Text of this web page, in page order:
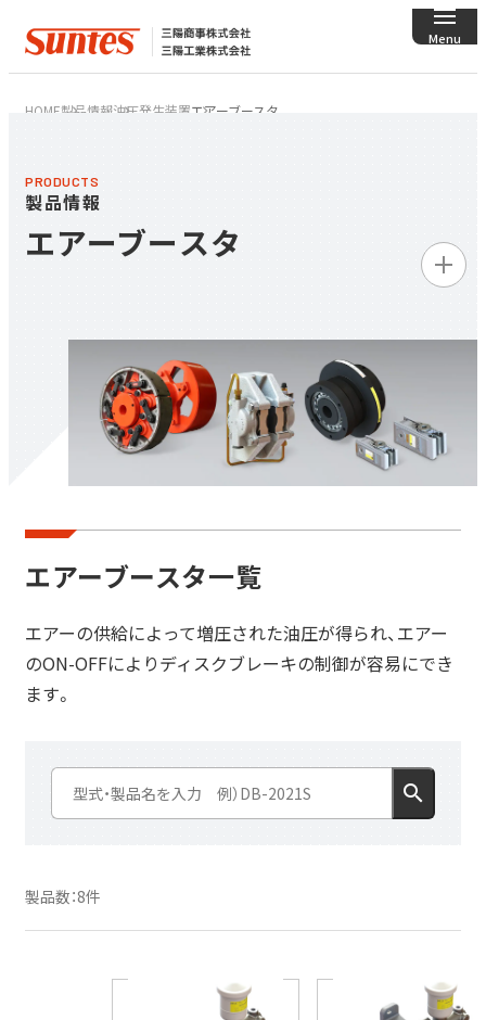
HOME製品情報油圧発生装置エアーブースタ
PRODUCTS
製品情報
エアーブースタ
製品情報トップ
ディスクブレーキ／クランパ
エアーブースタ
DB-3223A
DB-3233A
DB-3255A
DB-5244AF
エアーブースタ一覧
エアーの供給によって増圧された油圧が得られ、エアー
のON-OFFによりディスクブレーキの制御が容易にでき
ます。
search
製品数：8件